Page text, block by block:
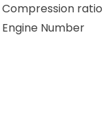
Compression ratio
Engine Number